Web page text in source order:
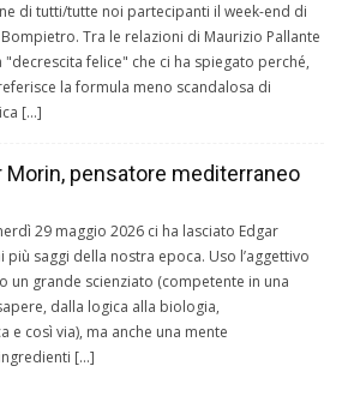
di tutti/tutte noi partecipanti il week-end di
Tra le relazioni di Maurizio Pallante
felice" che ci ha spiegato perché,
la formula meno scandalosa di
[…]
Morin, pensatore mediterraneo
29 maggio 2026 ci ha lasciato Edgar
più saggi della nostra epoca. Uso l’aggettivo
un grande scienziato (competente in una
dalla logica alla biologia,
e così via), ma anche una mente
[…]